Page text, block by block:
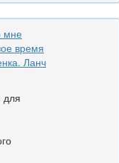
мне
время
Ланч
для